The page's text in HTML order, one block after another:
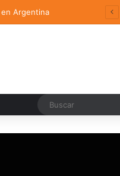
Argentina